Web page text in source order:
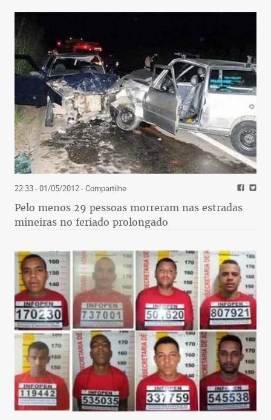
22:33 - 01/05/2012- Compartilhe
Pelo menos 29 pessoas morreram nas estradas
mineiras no feriado prolongado